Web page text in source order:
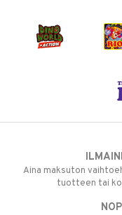
Aina maksuton
tuotteen tai